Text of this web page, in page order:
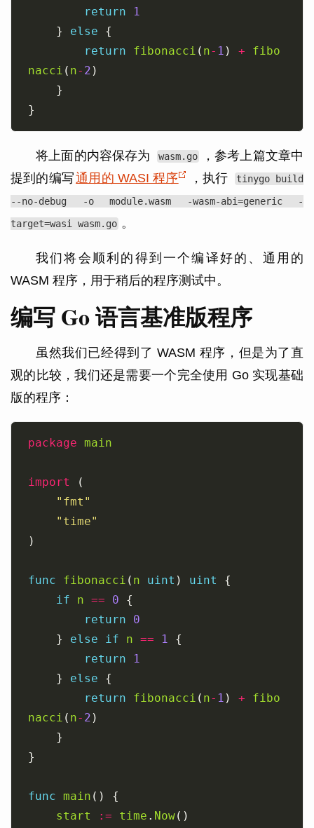
return
1
	}
else
return
fibonacci ( n- 1 ) +
fibo
nacci ( n- 2
将上面的内容保存为 wasm.go
，参考上篇文章中
提到的编写通用的 WASI 程序 ，执行
tinygo build
--no-debug -o module.wasm -wasm-abi=generic -
target=wasi wasm.go 。
我们将会顺利的得到一个编译好的、通用的
WASM 程序，用于稍后的程序测试中。
编写 Go 语言基准版程序
虽然我们已经得到了 WASM 程序，但是为了直
观的比较，我们还是需要一个完全使用 Go 实现基础
版的程序：
package main
import
"fmt"
"time"
func fibonacci ( n uint ) uint
if
n == 0
return
0
	}
else if n == 1
return
1
	}
else
return
fibonacci ( n- 1 ) +
fibo
nacci ( n- 2
func main
start
:= time . Now